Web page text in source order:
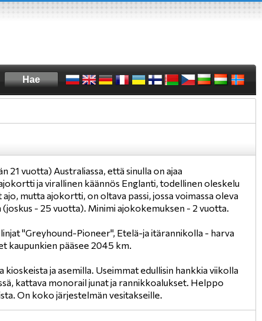
21 vuotta) Australiassa, että sinulla on ajaa
ja virallinen käännös Englanti, todellinen oleskelu
mutta ajokortti, on oltava passi, jossa voimassa oleva
- 25 vuotta). Minimi ajokokemuksen - 2 vuotta.
"Greyhound-Pioneer", Etelä-ja itärannikolla - harva
kaupunkien pääsee 2045 km.
ja asemilla. Useimmat edullisin hankkia viikolla
kattava monorail junat ja rannikkoalukset. Helppo
On koko järjestelmän vesitakseille.